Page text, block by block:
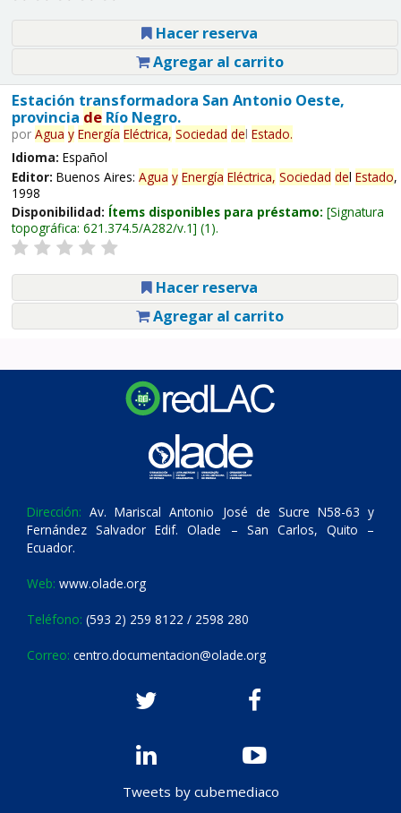
Hacer reserva
Agregar al carrito
Estación transformadora San Antonio Oeste,
provincia deRío Negro.
por Agua y Energía Eléctrica, Sociedad del Estado.
Idioma: Español
Editor: Buenos Aires: Agua y Energía Eléctrica, Sociedad del Estado,
1998
Disponibilidad: Ítems disponibles para préstamo: Signatura
topográfica: 621.374.5/A282/v.1 (1).
Hacer reserva
Agregar al carrito
Dirección: Av. Mariscal Antonio José de Sucre N58-63 y
Fernández Salvador Edif. Olade – San Carlos, Quito –
Ecuador.
Web: www.olade.org
Teléfono: (593 2) 259 8122 / 2598 280
Correo: centro.documentacion@olade.org
Tweets by cubemediaco